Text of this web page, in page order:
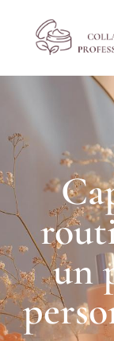
un